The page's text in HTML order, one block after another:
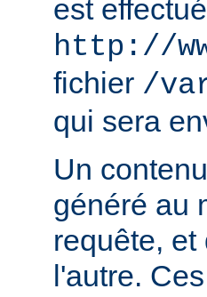
est
http://
fichier /
qui sera
Un
généré au
requête,
l'autre.